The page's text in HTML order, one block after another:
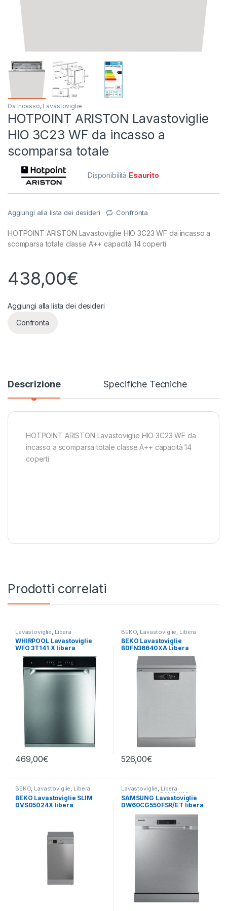
Da Incasso, Lavastoviglie
HOTPOINT ARISTON Lavastoviglie
HIO 3C23 WF da incasso a
scomparsa totale
Disponibilità Esaurito
Aggiungi alla lista dei desideri Confronta
HOTPOINT ARISTON Lavastoviglie HIO 3C23 WF da incasso a
scomparsa totale classe A++ capacità 14 coperti
438,00€
Aggiungi alla lista dei desideri
Confronta
Descrizione Specifiche Tecniche
HOTPOINT ARISTON Lavastoviglie HIO 3C23 WF da
incasso a scomparsa totale classe A++ capacità 14
coperti
Prodotti correlati
Lavastoviglie Libera
Installazione , Whirlpool
WHIRPOOL Lavastoviglie
WFO 3T141 X libera
installazione
469,00€
BEKO Lavastoviglie Libera
Installazione
BEKO Lavastoviglie
BDFN36640XA Libera
Installazione 16 Coperti
526,00€
BEKO, Lavastoviglie, Libera
Installazione
BEKO Lavastoviglie SLIM
DVS05024X libera
Lavastoviglie, Libera
Installazione, SAMSUNG
SAMSUNG Lavastoviglie
DW60CG550FSR/ET libera